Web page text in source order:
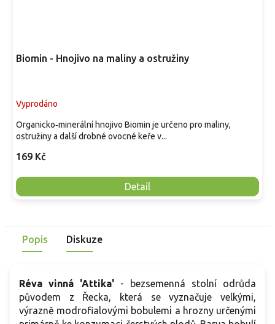
Biomin - Hnojivo na maliny a ostružiny
Vyprodáno
169 Kč
Detail
Organicko‑minerální hnojivo Biomin je určeno pro maliny,
ostružiny a další drobné ovocné keře v...
Popis Diskuze
Réva vinná 'Attika' - bezsemenná stolní odrůda
původem z Řecka, která se vyznačuje velkými,
výrazně modrofialovými bobulemi a hrozny určenými